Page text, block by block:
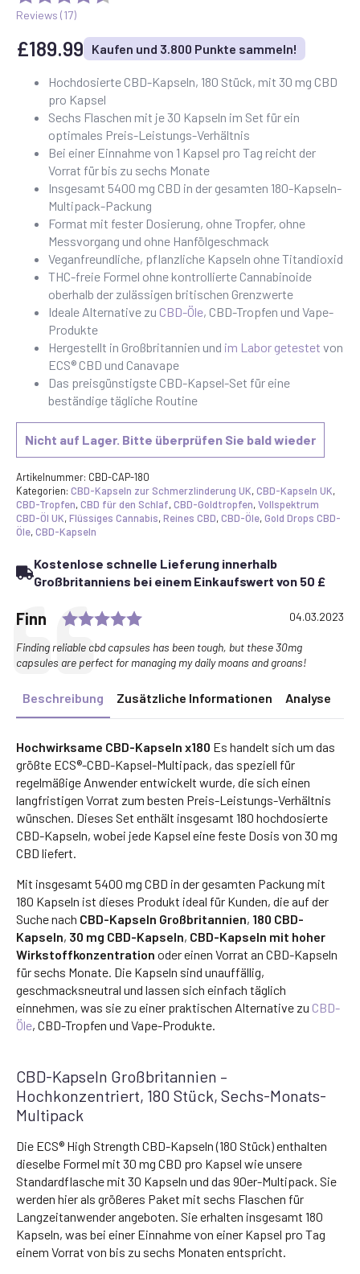
Reviews (17)
£189.99 Kaufen und 3.800 Punkte sammeln!
Hochdosierte CBD-Kapseln, 180 Stück, mit 30 mg CBD
pro Kapsel
Sechs Flaschen mit je 30 Kapseln im Set für ein
optimales Preis-Leistungs-Verhältnis
Bei einer Einnahme von 1 Kapsel pro Tag reicht der
Vorrat für bis zu sechs Monate
Insgesamt 5400 mg CBD in der gesamten 180-Kapseln-
Multipack-Packung
Format mit fester Dosierung, ohne Tropfer, ohne
Messvorgang und ohne Hanfölgeschmack
Veganfreundliche, pflanzliche Kapseln ohne Titandioxid
THC-freie Formel ohne kontrollierte Cannabinoide
oberhalb der zulässigen britischen Grenzwerte
Ideale Alternative zu CBD-Öle, CBD-Tropfen und Vape-
Produkte
Hergestellt in Großbritannien und im Labor getestet von
ECS® CBD und Canavape
Das preisgünstigste CBD-Kapsel-Set für eine
beständige tägliche Routine
Nicht auf Lager. Bitte überprüfen Sie bald wieder
Artikelnummer: CBD-CAP-180
Kategorien: CBD-Kapseln zur Schmerzlinderung UK,CBD-Kapseln UK,
CBD-Tropfen,CBD für den Schlaf,CBD-Goldtropfen,Vollspektrum
CBD-Öl UK,Flüssiges Cannabis,Reines CBD,CBD-Öle,Gold Drops CBD-
Öle,CBD-Kapseln
Kostenlose schnelle Lieferung innerhalb
Großbritanniens bei einem Einkaufswert von 50 £
Testimonial
Author:
Finn Rating: 5.0 out of 5 stars
Date:
04.03.2023
Text:
Finding reliable cbd capsules has been tough, but these 30mg
capsules are perfect for managing my daily moans and groans!
Beschreibung Zusätzliche Informationen Analyse
Hochwirksame CBD-Kapseln x180 Es handelt sich um das
größte ECS®-CBD-Kapsel-Multipack, das speziell für
regelmäßige Anwender entwickelt wurde, die sich einen
langfristigen Vorrat zum besten Preis-Leistungs-Verhältnis
wünschen. Dieses Set enthält insgesamt 180 hochdosierte
CBD-Kapseln, wobei jede Kapsel eine feste Dosis von 30 mg
CBD liefert.
Mit insgesamt 5400 mg CBD in der gesamten Packung mit
180 Kapseln ist dieses Produkt ideal für Kunden, die auf der
Suche nach CBD-Kapseln Großbritannien, 180 CBD-
Kapseln, 30 mg CBD-Kapseln, CBD-Kapseln mit hoher
Wirkstoffkonzentration oder einen Vorrat an CBD-Kapseln
für sechs Monate. Die Kapseln sind unauffällig,
geschmacksneutral und lassen sich einfach täglich
einnehmen, was sie zu einer praktischen Alternative zu CBD-
Öle, CBD-Tropfen und Vape-Produkte.
CBD-Kapseln Großbritannien –
Hochkonzentriert, 180 Stück, Sechs-Monats-
Multipack
Die ECS® High Strength CBD-Kapseln (180 Stück) enthalten
dieselbe Formel mit 30 mg CBD pro Kapsel wie unsere
Standardflasche mit 30 Kapseln und das 90er-Multipack. Sie
werden hier als größeres Paket mit sechs Flaschen für
Langzeitanwender angeboten. Sie erhalten insgesamt 180
Kapseln, was bei einer Einnahme von einer Kapsel pro Tag
einem Vorrat von bis zu sechs Monaten entspricht.